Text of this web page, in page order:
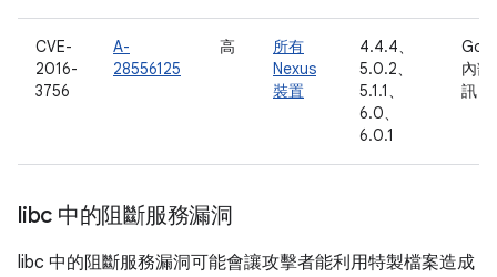
CVE-
2016-
3756
A-
28556125
高
所有
Nexus
裝置
4.4.4、
5.0.2、
5.1.1、
6.0、
6.0.1
內部
訊
libc 中的阻斷服務漏洞
libc 中的阻斷服務漏洞可能會讓攻擊者能利用特製檔案造成